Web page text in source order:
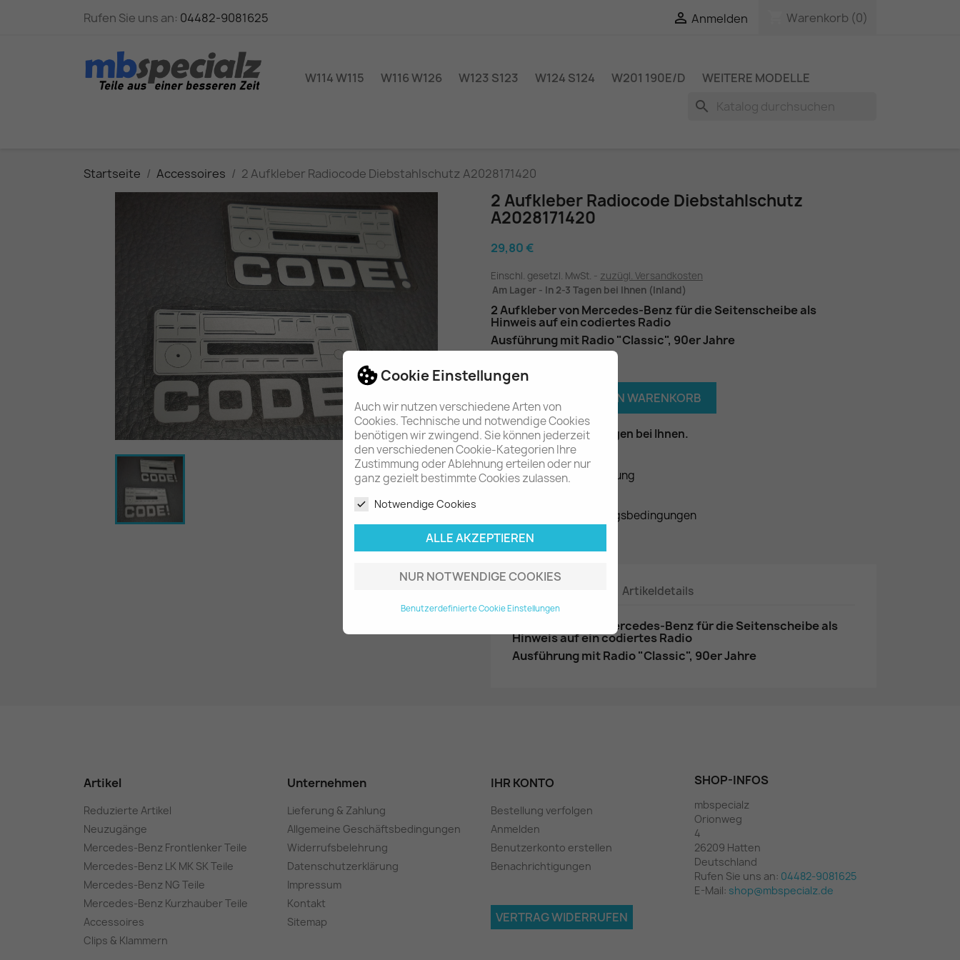
Cookie Einstellungen
Auch wir nutzen verschiedene Arten von
Cookies. Technische und notwendige Cookies
benötigen wir zwingend. Sie können jederzeit
den verschiedenen Cookie-Kategorien Ihre
Zustimmung oder Ablehnung erteilen oder nur
ganz gezielt bestimmte Cookies zulassen.
Notwendige Cookies
ALLE AKZEPTIEREN
NUR NOTWENDIGE COOKIES
Benutzerdefinierte Cookie Einstellungen
Rufen Sie uns an: 04482-9081625  Anmelden Warenkorb (0)
W114 W115 W116 W126 W123 S123 W124 S124 W201 190E/D WEITERE MODELLE
search
Startseite Accessoires 2 Aufkleber Radiocode Diebstahlschutz A2028171420
2 Aufkleber Radiocode Diebstahlschutz
A2028171420
29,80 €
Einschl. gesetzl. MwSt.
zuzügl. Versandkosten
Am Lager - In 2-3 Tagen bei Ihnen (Inland)
2 Aufkleber von Mercedes-Benz für die Seitenscheibe als
Hinweis auf ein codiertes Radio
Ausführung mit Radio "Classic", 90er Jahre
Menge
IN DEN WARENKORB
Am Lager - In 2-3 Tagen bei Ihnen.
Datenschutzerklärung
Liefer- und Zahlungsbedingungen
Artikeldetails
2 Aufkleber von Mercedes-Benz für die Seitenscheibe als
Hinweis auf ein codiertes Radio
Ausführung mit Radio "Classic", 90er Jahre
Artikel
Reduzierte Artikel
Neuzugänge
Mercedes-Benz Frontlenker Teile
Mercedes-Benz LK MK SK Teile
Mercedes-Benz NG Teile
Mercedes-Benz Kurzhauber Teile
Accessoires
Clips & Klammern
Unternehmen
Lieferung & Zahlung
Allgemeine Geschäftsbedingungen
Widerrufsbelehrung
Datenschutzerklärung
Impressum
Kontakt
Sitemap
IHR KONTO
Bestellung verfolgen
Anmelden
Benutzerkonto erstellen
Benachrichtigungen
SHOP-INFOS
mbspecialz
Orionweg
4
26209 Hatten
Deutschland
Rufen Sie uns an: 04482-9081625
E-Mail: shop@mbspecialz.de
VERTRAG WIDERRUFEN